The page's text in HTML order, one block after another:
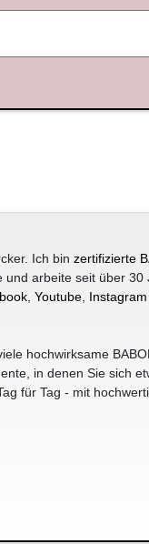
Ich bin zertifizierte
arbeite seit über 30
, Youtube, Instagram
hochwirksame
in denen Sie sich
für Tag - mit